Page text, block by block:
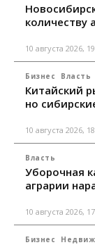
количеству
10 августа 2026,
Бизнес Власть
Китайский
но
10 августа 2026,
Власть
Уборочная
аграрии
10 августа 2026,
Бизнес